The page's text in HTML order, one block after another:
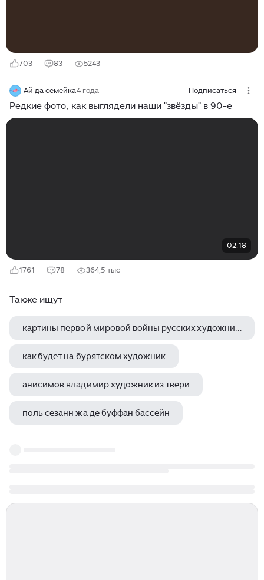
703 83 5243
Ай да семейка4 года Подписаться
Редкие фото, как выглядели наши "звёзды" в 90-е
02:18
1761 78 364,5 тыс
Также ищут
картины первой мировой войны русских художников
как будет на бурятском художник
анисимов владимир художник из твери
поль сезанн жа де буффан бассейн